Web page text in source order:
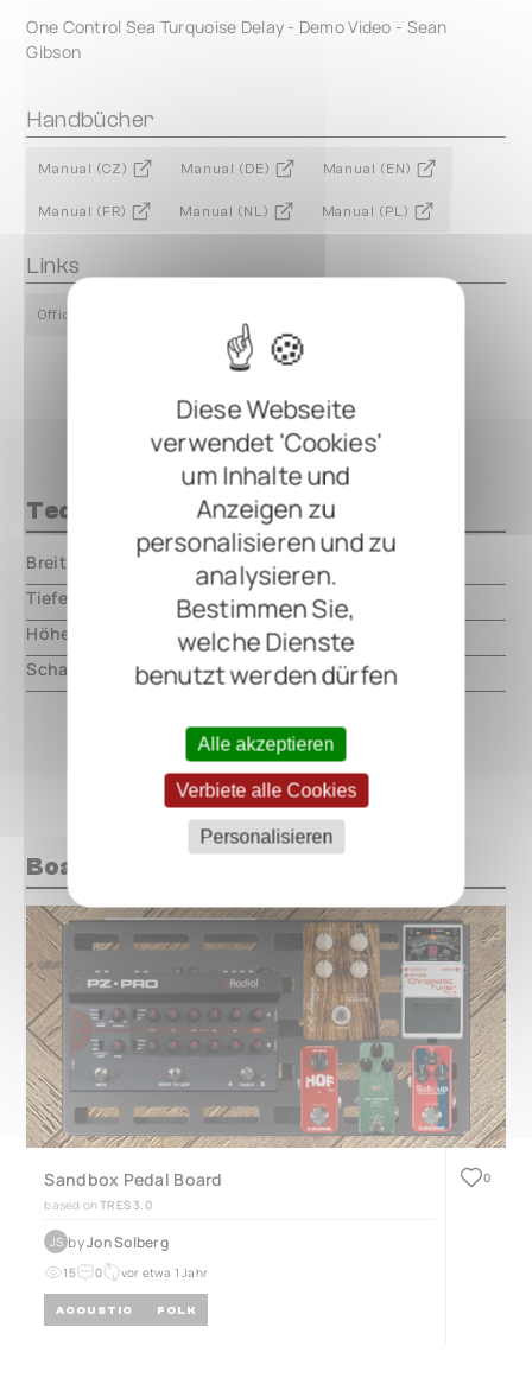
Diese Webseite
verwendet 'Cookies'
um Inhalte und
Anzeigen zu
personalisieren und zu
analysieren.
Bestimmen Sie,
welche Dienste
benutzt werden dürfen
Alle akzeptieren
Verbiete alle Cookies
Personalisieren
One Control Sea Turquoise Delay - Demo Video - Sean
Gibson
Handbücher
Manual (CZ) Manual (DE) Manual (EN)
Manual (FR) Manual (NL) Manual (PL)
Links
Official Product Page
Technische Daten
Breite
000.00 mm
Tiefe
000.00 mm
Höhe
000.00 mm
Schaltungsart
analog
Boards mit diesem Pedal
Sandbox Pedal Board
based on TRES 3.0
JS byJon Solberg
15 0 vor etwa 1 Jahr
ACOUSTIC FOLK
0